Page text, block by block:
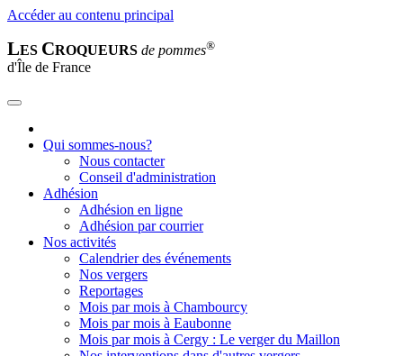
Accéder au contenu principal
LES CROQUEURS de pommes®
d'Île de France
Qui sommes-nous?
Nous contacter
Conseil d'administration
Adhésion
Adhésion en ligne
Adhésion par courrier
Nos activités
Calendrier des événements
Nos vergers
Reportages
Mois par mois à Chambourcy
Mois par mois à Eaubonne
Mois par mois à Cergy : Le verger du Maillon